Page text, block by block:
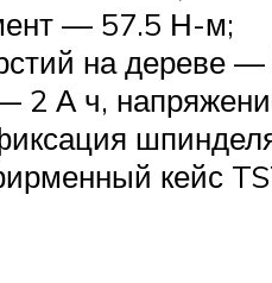
— 57.5 Н-м;
на дереве
2 А ч,
кейс